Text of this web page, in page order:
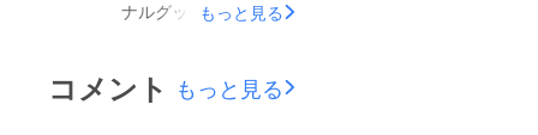
性マジック(右)にした
た。焼く前は線にムラ
があったのでどうかな
がりになってしまいま
後緑の方は、もはや黒
ナルグッズの試作第1
使ったキーホルダーの
もっと見る
コメント もっと見る